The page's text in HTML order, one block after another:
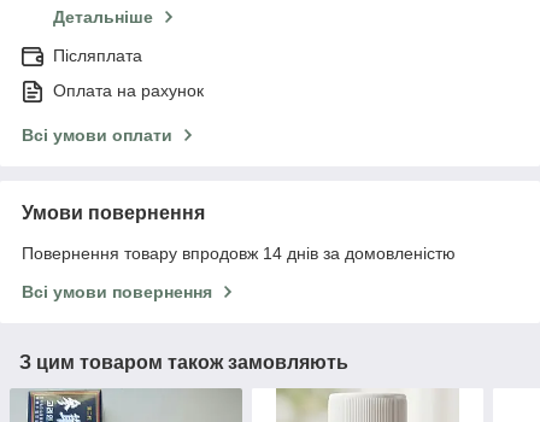
Детальніше
Післяплата
Оплата на рахунок
Всі умови оплати
Умови повернення
Повернення товару впродовж 14 днів за домовленістю
Всі умови повернення
З цим товаром також замовляють